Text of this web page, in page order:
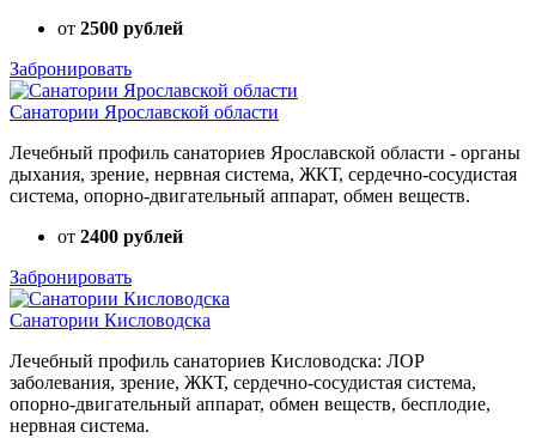
от 2500 рублей
Забронировать
Санатории Ярославской области
Лечебный профиль санаториев Ярославской области - органы
дыхания, зрение, нервная система, ЖКТ, сердечно-сосудистая
система, опорно-двигательный аппарат, обмен веществ.
от 2400 рублей
Забронировать
Санатории Кисловодска
Лечебный профиль санаториев Кисловодска: ЛОР
заболевания, зрение, ЖКТ, сердечно-сосудистая система,
опорно-двигательный аппарат, обмен веществ, бесплодие,
нервная система.